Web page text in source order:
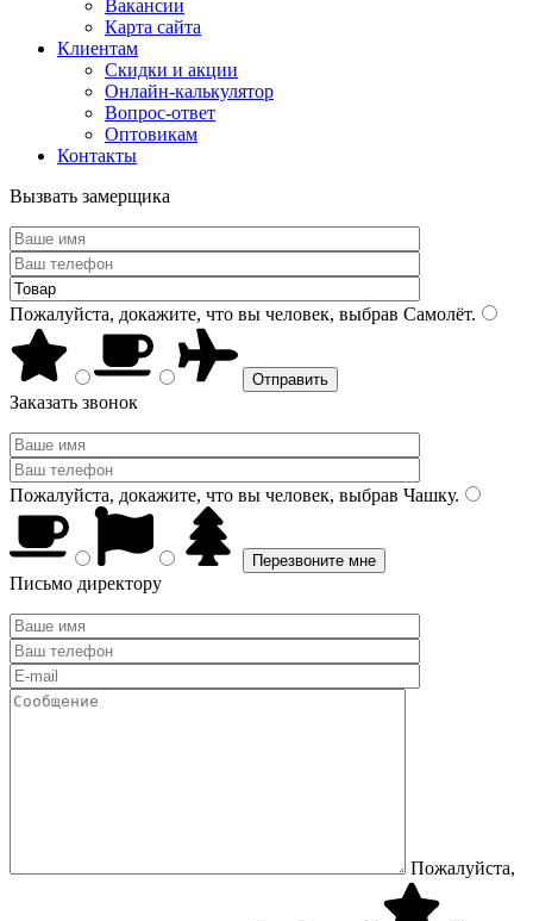
Вакансии
Карта сайта
Клиентам
Скидки и акции
Онлайн-калькулятор
Вопрос-ответ
Оптовикам
Контакты
Вызвать замерщика
Пожалуйста, докажите, что вы человек, выбрав Самолёт.
Заказать звонок
Пожалуйста, докажите, что вы человек, выбрав Чашку.
Письмо директору
Пожалуйста,